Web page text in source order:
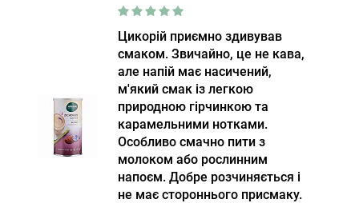
Цикорій приємно здивував
смаком. Звичайно, це не кава,
але напій має насичений,
м'який смак із легкою
природною гірчинкою та
карамельними нотками.
Особливо смачно пити з
молоком або рослинним
напоєм. Добре розчиняється і
не має стороннього присмаку.